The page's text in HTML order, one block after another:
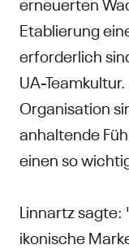
Etablierung
erforderlich
UA-
Organisation
anhaltende
einen so
Linnartz sagte:
ikonische